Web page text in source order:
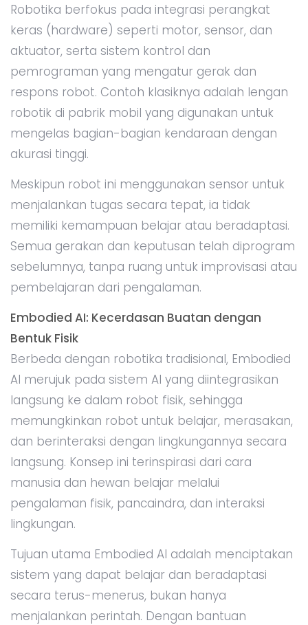
Robotika berfokus pada integrasi perangkat
keras (hardware) seperti motor, sensor, dan
aktuator, serta sistem kontrol dan
pemrograman yang mengatur gerak dan
respons robot. Contoh klasiknya adalah lengan
robotik di pabrik mobil yang digunakan untuk
mengelas bagian-bagian kendaraan dengan
akurasi tinggi.
Meskipun robot ini menggunakan sensor untuk
menjalankan tugas secara tepat, ia tidak
memiliki kemampuan belajar atau beradaptasi.
Semua gerakan dan keputusan telah diprogram
sebelumnya, tanpa ruang untuk improvisasi atau
pembelajaran dari pengalaman.
Embodied AI: Kecerdasan Buatan dengan
Bentuk Fisik
Berbeda dengan robotika tradisional, Embodied
AI merujuk pada sistem AI yang diintegrasikan
langsung ke dalam robot fisik, sehingga
memungkinkan robot untuk belajar, merasakan,
dan berinteraksi dengan lingkungannya secara
langsung. Konsep ini terinspirasi dari cara
manusia dan hewan belajar melalui
pengalaman fisik, pancaindra, dan interaksi
lingkungan.
Tujuan utama Embodied AI adalah menciptakan
sistem yang dapat belajar dan beradaptasi
secara terus-menerus, bukan hanya
menjalankan perintah. Dengan bantuan